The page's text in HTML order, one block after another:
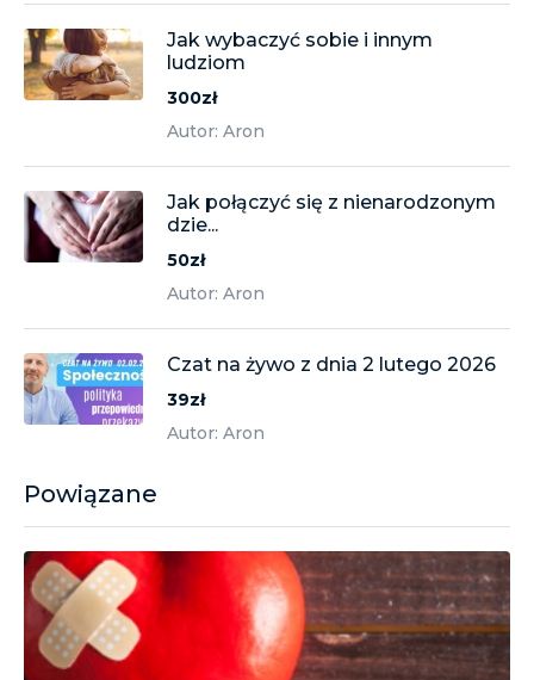
Powiązane
Jak wybaczyć sobie i innym
ludziom
300zł
Autor: Aron
Jak połączyć się z nienarodzonym
dzie...
50zł
Autor: Aron
Czat na żywo z dnia 2 lutego 2026
39zł
Autor: Aron